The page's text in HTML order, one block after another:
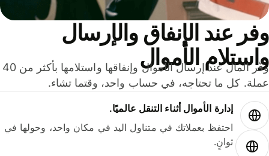
عند الإنفاق والإرسال
الأموال
وفّر المال عند إرسال الأموال وإنفاقها واستلامها بأكثر من 40
كل ما تحتاجه، في حساب واحد، وقتما تشاء.
إدارة الأموال أثناء التنقل عالميًا.
احتفظ بعملاتك في متناول اليد في مكان واحد، وحولها في
ثوانٍ.